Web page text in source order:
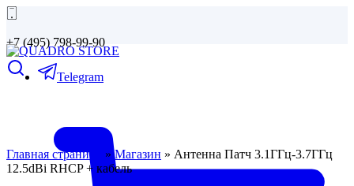
+7 (495) 798-99-90
Telegram
Главная страница »Магазин » Антенна Патч 3.1ГГц-3.7ГГц
12.5dBi RHCP + кабель